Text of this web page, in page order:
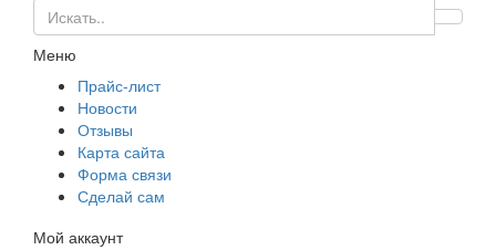
Меню
Прайс-лист
Новости
Отзывы
Карта сайта
Форма связи
Сделай сам
Мой аккаунт